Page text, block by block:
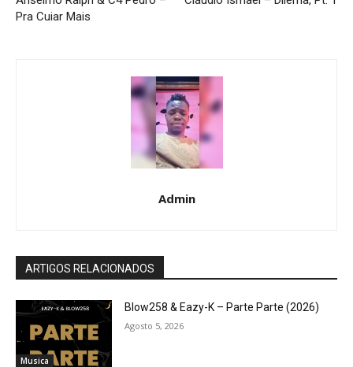
Pra Cuiar Mais
Admin
ARTIGOS RELACIONADOS
Musica
Blow258 & Eazy-K – Parte Parte (2026)
Agosto 5, 2026